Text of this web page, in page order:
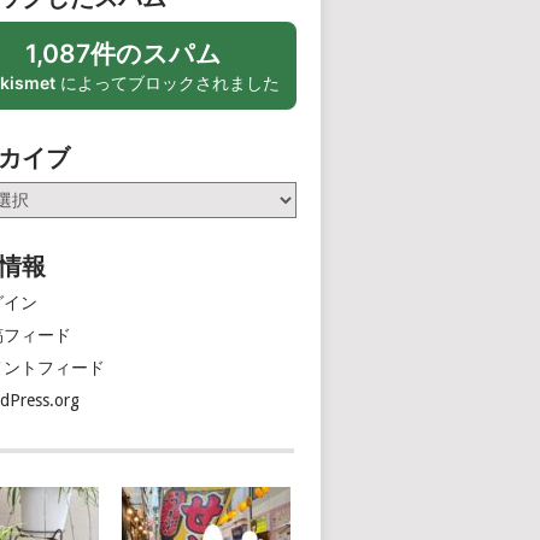
1,087件のスパム
によってブロックされました
イブ
報
ン
ィード
トフィード